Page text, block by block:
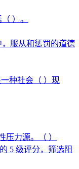
）。
，服从和惩罚的道德
种社会（ ）现
压力源。（ ）
5 级评分，筛选阳